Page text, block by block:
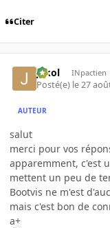
Citer
jakol INpactien
Posté(e) le 27
AUTEUR
salut
merci pour vos
apparemment, c'est
mettent un peu de
Bootvis ne m'est
mais c'est bon de
a+